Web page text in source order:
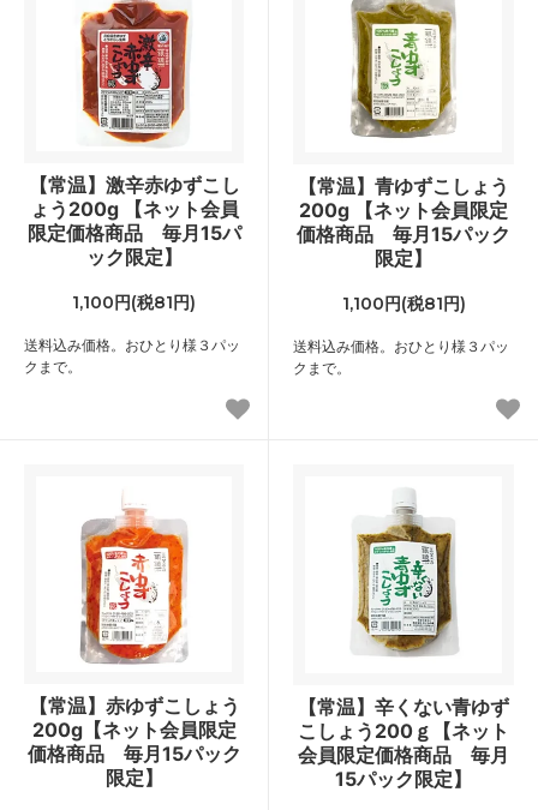
【常温】激辛赤ゆずこし
ょう200g 【ネット会員
限定価格商品 毎月15パ
ック限定】
1,100円(税81円)
送料込み価格。おひとり様３パッ
クまで。
【常温】青ゆずこしょう
200g 【ネット会員限定
価格商品 毎月15パック
限定】
1,100円(税81円)
送料込み価格。おひとり様３パッ
クまで。
【常温】赤ゆずこしょう
200g【ネット会員限定
価格商品 毎月15パック
限定】
【常温】辛くない青ゆず
こしょう200ｇ【ネット
会員限定価格商品 毎月
15パック限定】